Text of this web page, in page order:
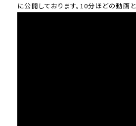
に公開しております。10分ほどの動画と